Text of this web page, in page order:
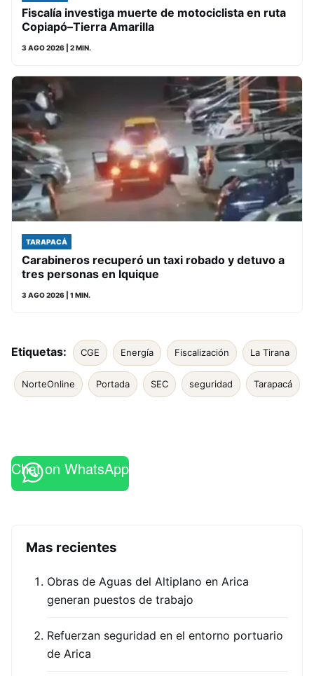
Fiscalía investiga muerte de motociclista en ruta
Copiapó–Tierra Amarilla
3 AGO 2026 | 2 MIN.
TARAPACÁ
Carabineros recuperó un taxi robado y detuvo a
tres personas en Iquique
3 AGO 2026 | 1 MIN.
Etiquetas: CGE Energía Fiscalización La Tirana
NorteOnline Portada SEC seguridad Tarapacá
Chat on WhatsApp
Mas recientes
Obras de Aguas del Altiplano en Arica
generan puestos de trabajo
Refuerzan seguridad en el entorno portuario
de Arica